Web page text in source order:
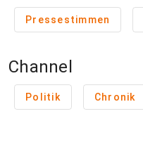
Pressestimmen
Channel
Politik Chronik